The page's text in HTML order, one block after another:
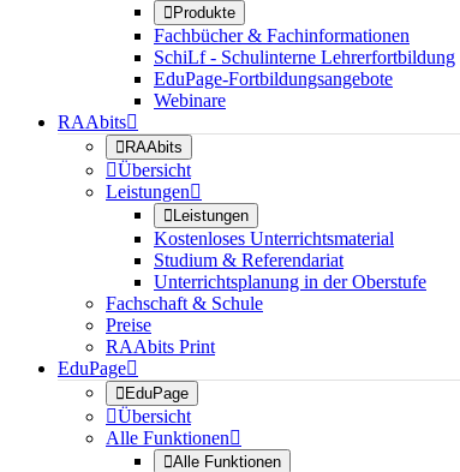
Produkte
Fachbücher & Fachinformationen
SchiLf - Schulinterne Lehrerfortbildung
EduPage-Fortbildungsangebote
Webinare
RAAbits
RAAbits
Übersicht
Leistungen
Leistungen
Kostenloses Unterrichtsmaterial
Studium & Referendariat
Unterrichtsplanung in der Oberstufe
Fachschaft & Schule
Preise
RAAbits Print
EduPage
EduPage
Übersicht
Alle Funktionen
Alle Funktionen